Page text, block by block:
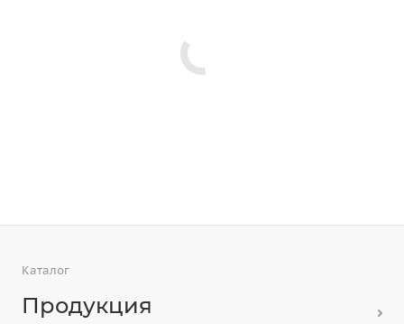
Каталог
Продукция